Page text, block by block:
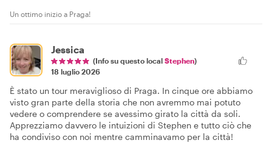
Un ottimo inizio a Praga!
Jessica
(Info su questo local Stephen)
18 luglio 2026
È stato un tour meraviglioso di Praga. In cinque ore abbiamo
visto gran parte della storia che non avremmo mai potuto
vedere o comprendere se avessimo girato la città da soli.
Apprezziamo davvero le intuizioni di Stephen e tutto ciò che
ha condiviso con noi mentre camminavamo per la città!